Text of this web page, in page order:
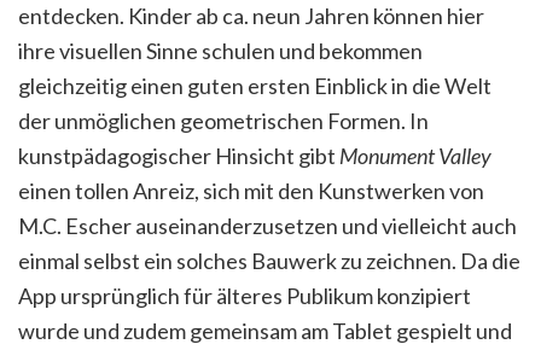
entdecken. Kinder ab ca. neun Jahren können hier
ihre visuellen Sinne schulen und bekommen
gleichzeitig einen guten ersten Einblick in die Welt
der unmöglichen geometrischen Formen. In
kunstpädagogischer Hinsicht gibt Monument Valley
einen tollen Anreiz, sich mit den Kunstwerken von
M.C. Escher auseinanderzusetzen und vielleicht auch
einmal selbst ein solches Bauwerk zu zeichnen. Da die
App ursprünglich für älteres Publikum konzipiert
wurde und zudem gemeinsam am Tablet gespielt und